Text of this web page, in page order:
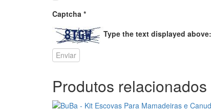
Captcha *
Type the text displayed above:
Produtos relacionados